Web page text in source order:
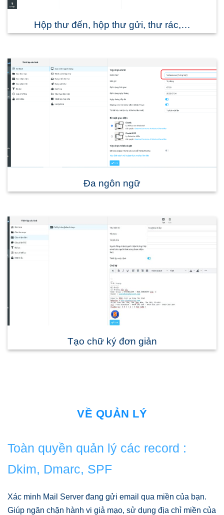
Hộp thư đến, hộp thư gửi, thư rác,…
Đa ngôn ngữ
Tạo chữ ký đơn giản
VỀ QUẢN LÝ
Toàn quyền quản lý các record :
Dkim, Dmarc, SPF
Xác minh Mail Server đang gửi email qua miền của bạn.
Giúp ngăn chặn hành vi giả mạo, sử dụng địa chỉ miền của